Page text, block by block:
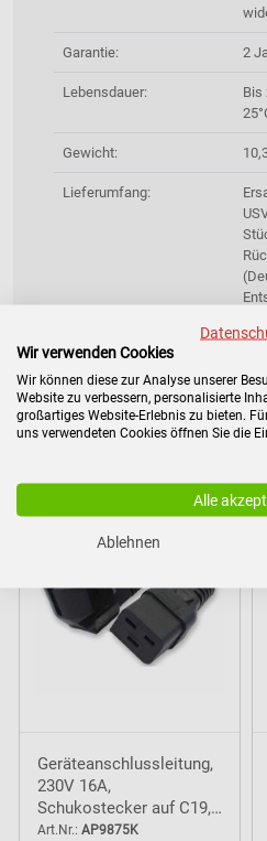
Garantie: 2
Lebensdauer:
Bis
Gewicht:
Lieferumfang:
Zubehör
Geräteanschlussleitung,
230V 16A,
Schukostecker auf C19,
1,8m
Art.Nr.: AP9875K
Wir verwenden Cookies
Wir können diese zur Analyse unserer
Website zu verbessern, personalisierte
großartiges Website-Erlebnis zu bieten.
uns verwendeten Cookies öffnen Sie die
Alle
Ablehnen